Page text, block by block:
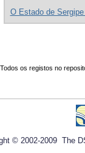
O Estado de
Todos os registos no
© 2002-2009 The